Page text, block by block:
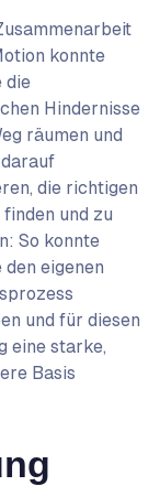
konnte
die
Hindernisse
räumen und
die richtigen
und zu
So konnte
eigenen
und für diesen
eine starke,
Basis